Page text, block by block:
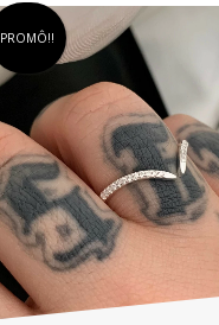
PROMÔ!!